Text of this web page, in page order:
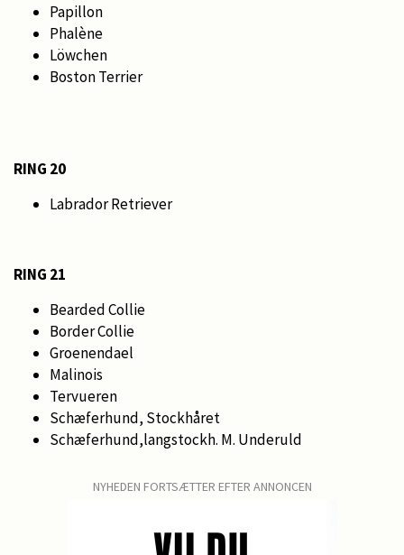
Papillon
Phalène
Löwchen
Boston Terrier
RING 20
Labrador Retriever
RING 21
Bearded Collie
Border Collie
Groenendael
Malinois
Tervueren
Schæferhund, Stockhåret
Schæferhund,langstockh. M. Underuld
NYHEDEN FORTSÆTTER EFTER ANNONCEN